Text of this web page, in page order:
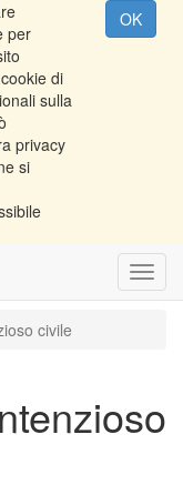
per
di
sulla
privacy
si
OK
civile